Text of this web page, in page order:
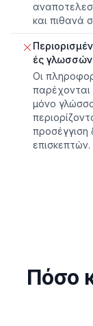
και πιθανά
ές γλωσσών
Οι
παρέχονται
μόνο
προσέγγιση
επισκεπτών.
Πόσο